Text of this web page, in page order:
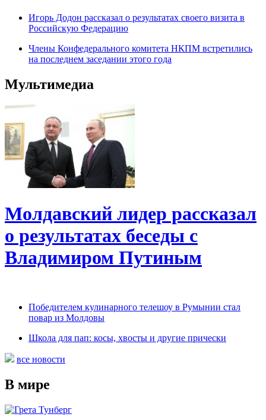
Игорь Додон рассказал о результатах своего визита в
Российскую Федерацию
Члены Конфедерального комитета НКПМ встретились
на последнем заседании этого года
Мультимедиа
Молдавский лидер рассказал
о результатах беседы с
Владимиром Путиным
Победителем кулинарного телешоу в Румынии стал
повар из Молдовы
Школа для пап: косы, хвосты и другие прически
все новости
В мире